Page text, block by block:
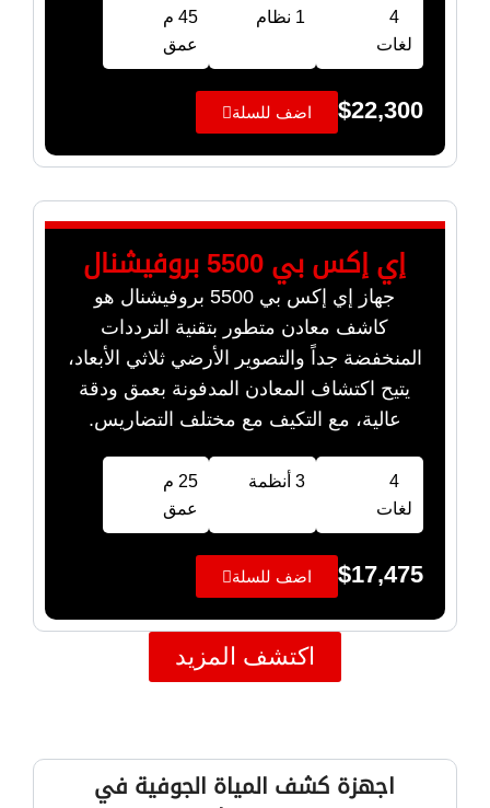
4
لغات
1 نظام
45 م
عمق
$22,300 اضف للسلة
إي إكس بي 5500 بروفيشنال
جهاز إي إكس بي 5500 بروفيشنال هو
كاشف معادن متطور بتقنية الترددات
المنخفضة جداً والتصوير الأرضي ثلاثي الأبعاد،
يتيح اكتشاف المعادن المدفونة بعمق ودقة
عالية، مع التكيف مع مختلف التضاريس.
4
لغات
3 أنظمة
25 م
عمق
$17,475 اضف للسلة
اكتشف المزيد
اجهزة كشف المياة الجوفية في